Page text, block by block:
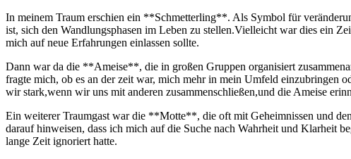
In meinem ⁣Traum erschien ein ​**Schmetterling**. Als Symbol für
ist, sich den Wandlungsphasen im Leben zu ‍stellen.Vielleicht war dies ​ein
mich auf neue⁣ Erfahrungen einlassen ⁣sollte.
Dann‍ war da die‍ **Ameise**, die in‍ großen Gruppen organisiert
fragte mich, ⁣ob es an der zeit war, ‍mich mehr ⁢in mein Umfeld⁤ einzubringen
⁣wir stark,wenn wir uns ​mit anderen⁢ zusammenschließen,und die Ameise
Ein‍ weiterer Traumgast ​war die **Motte**, ⁣die oft mit Geheimnissen und
darauf ​hinweisen, dass⁢ ich mich auf die ‌Suche nach Wahrheit und Klarheit
lange Zeit ‍ignoriert hatte.